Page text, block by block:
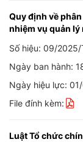
Quy định về
nhiệm vụ quản
Số hiệu: 09/2025/
Ngày ban hành:
Ngày hiệu lực:
File đính kèm:
Luật Tổ chức